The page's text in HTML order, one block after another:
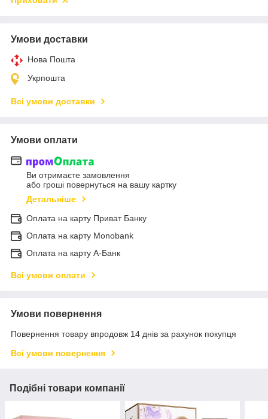
Умови доставки
Нова Пошта
Укрпошта
Всі умови доставки
Умови оплати
Ви отримаєте замовлення
або гроші повернуться на вашу картку
Детальніше
Оплата на карту Приват Банку
Оплата на карту Monobank
Оплата на карту А-Банк
Всі умови оплати
Умови повернення
Повернення товару впродовж 14 днів за рахунок покупця
Всі умови повернення
Подібні товари компанії